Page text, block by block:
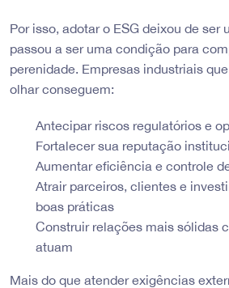
Por isso, adotar o ESG deixou de ser
passou a ser uma condição para
perenidade. Empresas industriais
olhar conseguem:
Antecipar riscos regulatórios e
Fortalecer sua reputação
Aumentar eficiência e controle
Atrair parceiros, clientes e
boas práticas
Construir relações mais sólidas
atuam
Mais do que atender exigências